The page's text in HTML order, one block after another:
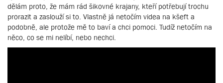
dělám proto, že mám rád šikovné krajany, kteří potřebují trochu
prorazit a zaslouží si to. Vlastně já netočím videa na kšeft a
podobně, ale protože mě to baví a chci pomoci. Tudíž netočím na
něco, co se mi nelíbí, nebo nechci.